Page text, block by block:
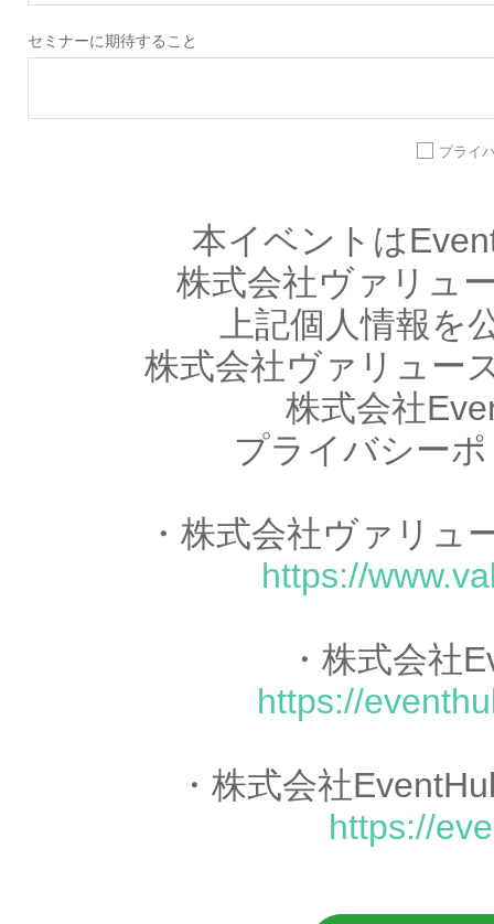
セミナーに期待すること
プライ
本イベントは
株式会社ヴァリュ
上記個人情報を
株式会社ヴァリュー
株式会社
プライバシー
・株式会社ヴァリ
https://
・株式会社
https://
・株式会社
https://